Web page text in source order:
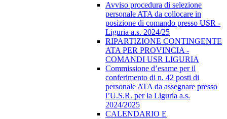
Avviso procedura di selezione
personale ATA da collocare in
posizione di comando presso USR -
Liguria a.s. 2024/25
RIPARTIZIONE CONTINGENTE
ATA PER PROVINCIA -
COMANDI USR LIGURIA
Commissione d’esame per il
conferimento di n. 42 posti di
personale ATA da assegnare presso
l’U.S.R. per la Liguria a.s.
2024/2025
CALENDARIO E